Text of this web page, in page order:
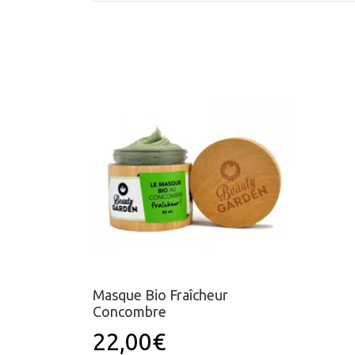
Masque Bio Fraîcheur
Concombre
Prix
22,00€